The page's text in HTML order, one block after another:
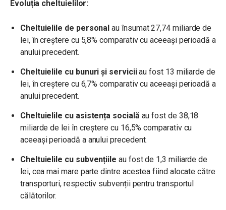
Evoluția cheltuielilor:
Cheltuielile de personal au însumat 27,74 miliarde de
lei, în creștere cu 5,8% comparativ cu aceeași perioadă a
anului precedent.
Cheltuielile cu bunuri și serviciiau fost 13 miliarde de
lei, în creștere cu 6,7% comparativ cu aceeași perioadă a
anului precedent.
Cheltuielile cu asistența socială au fost de 38,18
miliarde de lei în creștere cu 16,5% comparativ cu
aceeași perioadă a anului precedent.
Cheltuielile cu subvențiile au fost de 1,3 miliarde de
lei, cea mai mare parte dintre acestea fiind alocate către
transporturi, respectiv subvenții pentru transportul
călătorilor.